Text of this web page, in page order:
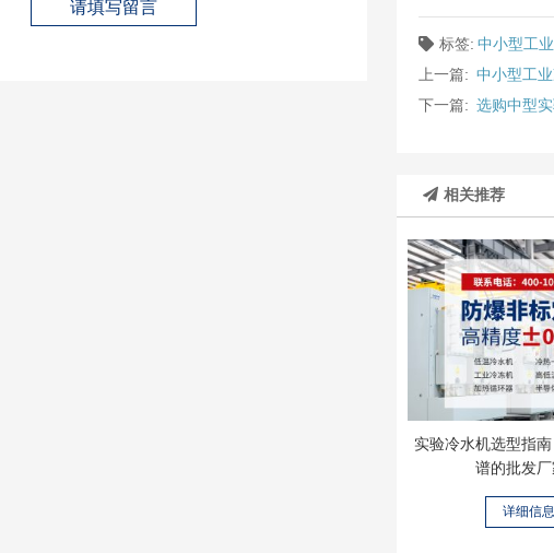
标签: 中小型工
上一篇: 中小型工
下一篇: 选购中型
相关推荐
实验冷水机选型指
谱的批发厂
详细信息